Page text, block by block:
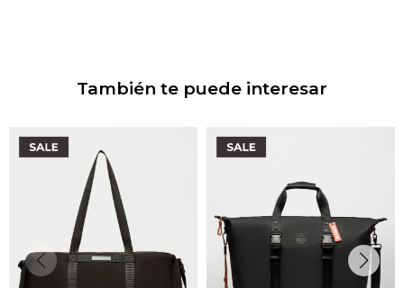
También te puede interesar